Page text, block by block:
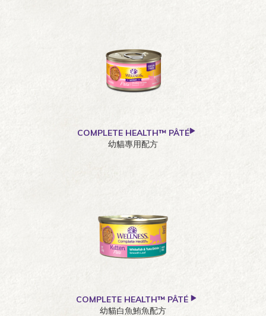
COMPLETE HEALTH™ PÂTÉ
幼貓專用配方
COMPLETE HEALTH™ PÂTÉ
幼貓白魚鮪魚配方